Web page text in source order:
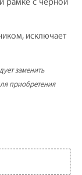
рамке с черной
исключает
заменить
приобретения